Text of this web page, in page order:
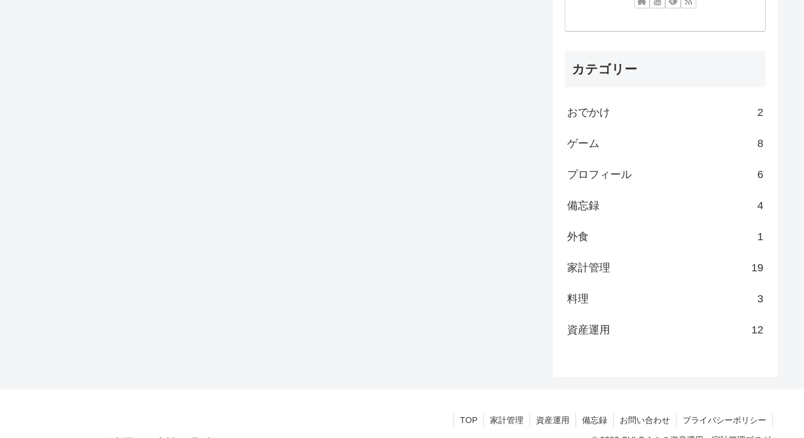
カテゴリー
おでかけ 2
ゲーム 8
プロフィール 6
備忘録 4
外食 1
家計管理 19
料理 3
資産運用 12
TOP 家計管理 資産運用 備忘録 お問い合わせ プライバシーポリシー